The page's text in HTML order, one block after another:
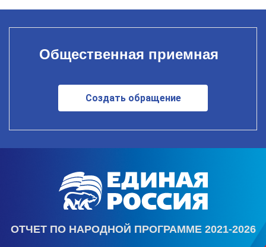
Общественная приемная
Создать обращение
ОТЧЕТ ПО НАРОДНОЙ ПРОГРАММЕ 2021-2026